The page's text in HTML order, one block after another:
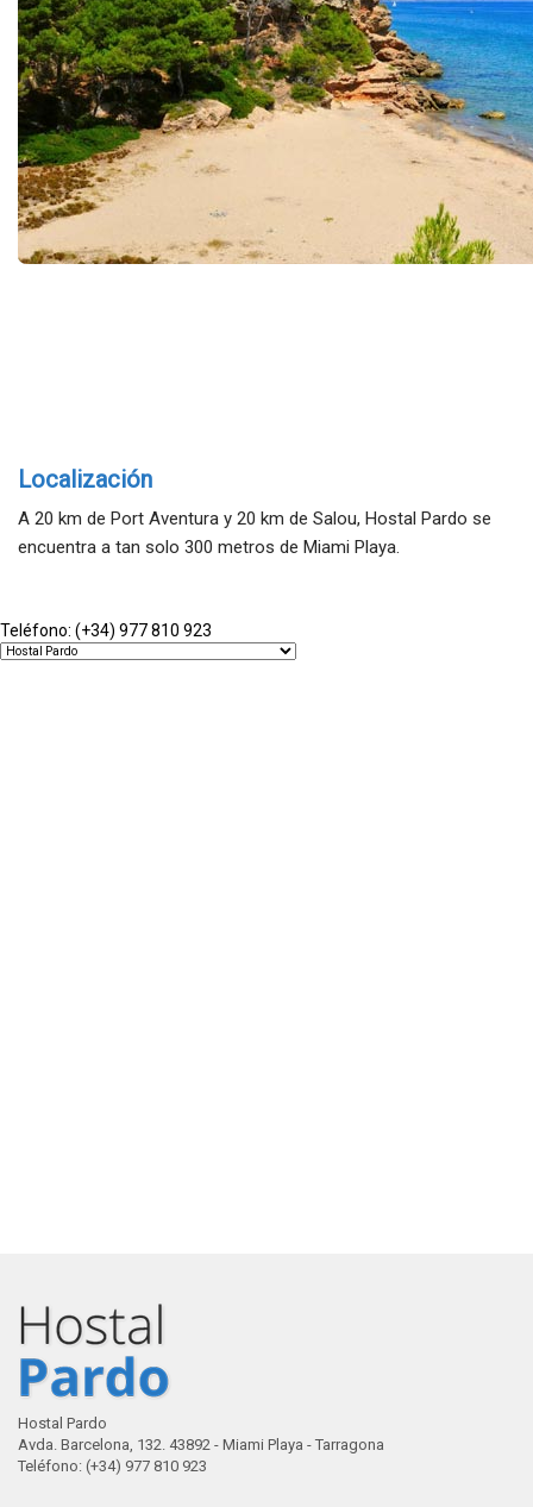
Localización
A 20 km de Port Aventura y 20 km de Salou, Hostal Pardo se
encuentra a tan solo 300 metros de Miami Playa.
Teléfono: (+34) 977 810 923
Hostal Pardo
Avda. Barcelona, 132. 43892 - Miami Playa - Tarragona
Teléfono: (+34) 977 810 923